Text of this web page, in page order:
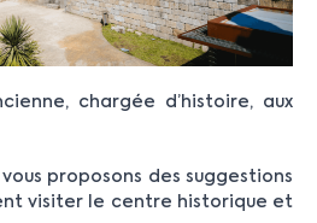
chargée d’histoire, aux
proposons des suggestions
visiter le centre historique et